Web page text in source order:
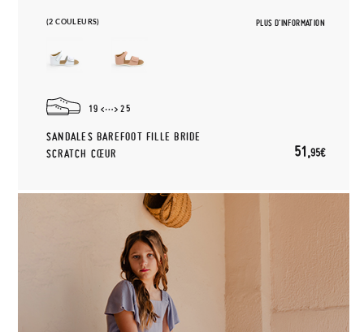
(2 COULEURS) PLUS D'INFORMATION
19 25
SANDALES BAREFOOT FILLE BRIDE
SCRATCH CŒUR
51,95€